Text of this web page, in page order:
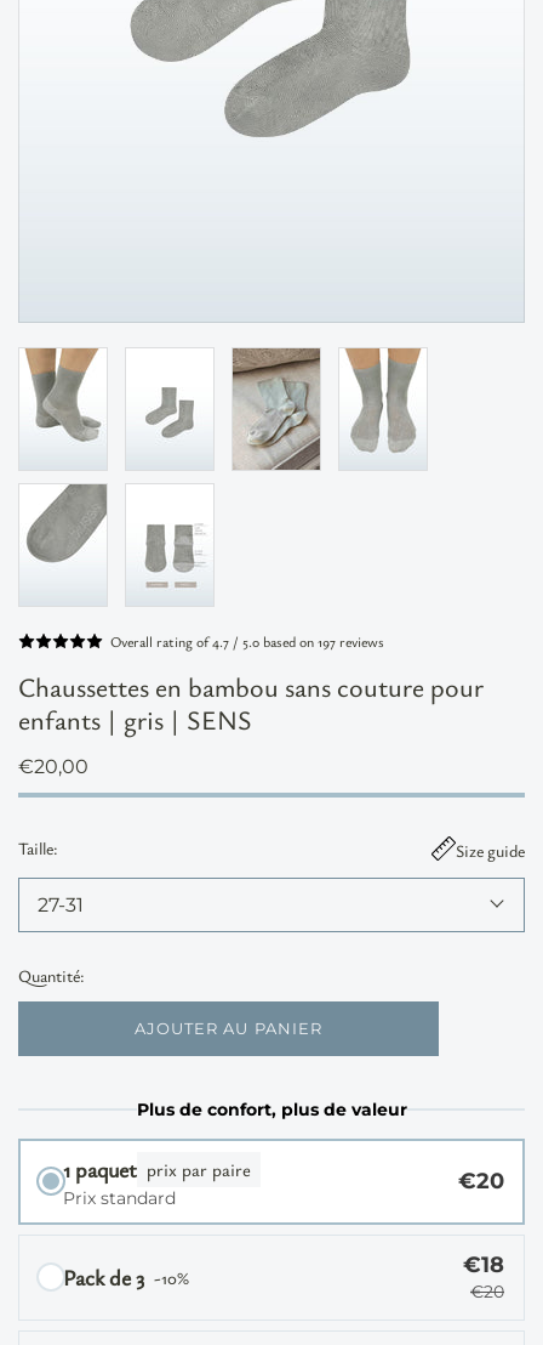
Overall rating of 4.7 / 5.0 based on 197 reviews
Chaussettes en bambou sans couture pour
enfants | gris | SENS
€20,00
Taille: Size guide
Quantité:
Plus de confort, plus de valeur
1 paquet prix par paire
Prix ​​standard
€20
Pack de 3 -10% €18
€20
AJOUTER AU PANIER